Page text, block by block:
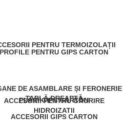
PENTRU TERMOIZOLAȚII
HIDROIZATII
TABLĂ DREAPTĂ
PROFILE PENTRU GIPS CARTON
PLĂCI GIPS CARTON
ACCESORII GIPS CARTON
DE ASAMBLARE ȘI FERONERIE
ACCESORII PENTRU GĂURIRE